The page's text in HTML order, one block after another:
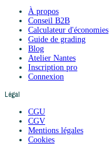
À propos
Conseil B2B
Calculateur d'économies
Guide de grading
Blog
Atelier Nantes
Inscription pro
Connexion
Légal
CGU
CGV
Mentions légales
Cookies